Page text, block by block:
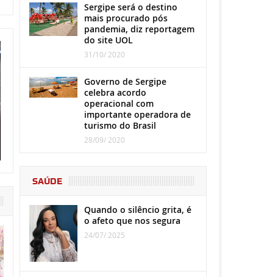
Sergipe será o destino
mais procurado pós
pandemia, diz reportagem
do site UOL
31/10/ 2020
Governo de Sergipe
celebra acordo
operacional com
importante operadora de
turismo do Brasil
28/09/ 2020
SAÚDE
Quando o silêncio grita, é
o afeto que nos segura
24/07/ 2025